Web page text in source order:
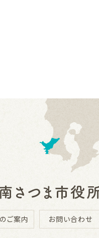
ご案内 お問い合わせ